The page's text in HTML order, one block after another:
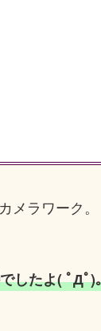
メラワーク。
したよ( ﾟДﾟ)